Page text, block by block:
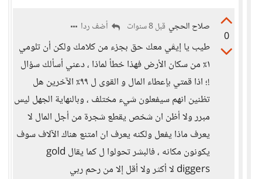
0
صلاح الحجي قبل 8 سنوات أضف ردا
طيب يا إيڤي معك حق بجزء من كلامك ولكن أن تلومي
١٪ من سكان الأرض فهذا خطأ لماذا ، دعني أسألك سؤال
!؛ اذا قمتي بإعطاء المال و القوى ل ٩٩٪ الآخرين هل
تظنين انهم سيفعلون شيء مختلف ، وبالنهاية الجهل ليس
مبرر ولا أظن ان شخص يقطع شجرة من أجل المال لا
يعرف ماذا يفعل ولكنه يعرف ان امتنع هناك الآلاف سوف
يكونون مكانه ، فالبشر تحولوا ل كما يقال gold
diggers لا أكثر ولا أقل إلا من رحم ربي